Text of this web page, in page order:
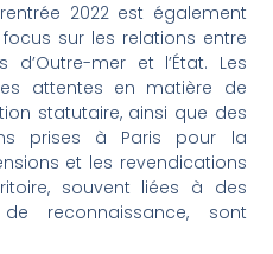
2022 est également
sur les relations entre
d’Outre-mer et l’État. Les
attentes en matière de
statutaire, ainsi que des
prises à Paris pour la
et les revendications
souvent liées à des
reconnaissance, sont